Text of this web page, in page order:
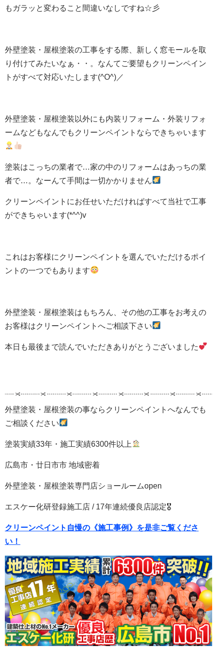
もガラッと変わること間違いなしですね☆彡
外壁塗装・屋根塗装の工事をする際、新しく窓モールを取
り付けてみたいなぁ・・。なんてご要望もクリーンペイン
トがすべて対応いたします(^O^)／
外壁塗装・屋根塗装以外にも内装リフォーム・外装リフォ
ームなどもなんでもクリーンペイントならできちゃいます
塗装はこっちの業者で…家の中のリフォームはあっちの業
者で…。なーんて手間は一切かかりません
クリーンペイントにお任せいただければすべて当社で工事
ができちゃいます(*^^)v
これはお客様にクリーンペイントを選んでいただけるポイ
ントの一つでもあります
外壁塗装・屋根塗装はもちろん、その他の工事をお考えの
お客様はクリーンペイントへご相談下さい
本日も最後まで読んでいただきありがとうございました
外壁塗装・屋根塗装の事ならクリーンペイントへなんでも
ご相談ください
塗装実績33年・施工実績6300件以上
広島市・廿日市市 地域密着
外壁塗装・屋根塗装専門店ショールームopen
エスケー化研登録施工店 / 17年連続優良店認定🎖
クリーンペイント自慢の《施工事例》を是非ご覧くださ
い！